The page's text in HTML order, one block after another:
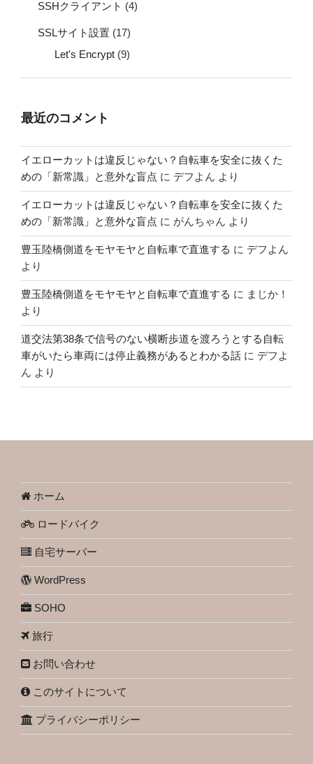
SSHクライアント (4)
SSLサイト設置 (17)
Let's Encrypt (9)
最近のコメント
イエローカットは違反じゃない？自転車を安全に抜くた
めの「新常識」と意外な盲点 に デフよん より
イエローカットは違反じゃない？自転車を安全に抜くた
めの「新常識」と意外な盲点 に がんちゃん より
豊玉陸橋側道をモヤモヤと自転車で直進する に デフよん
より
豊玉陸橋側道をモヤモヤと自転車で直進する に まじか！
より
道交法第38条で信号のない横断歩道を渡ろうとする自転
車がいたら車両には停止義務があるとわかる話 に デフよ
ん より
ホーム
ロードバイク
自宅サーバー
WordPress
SOHO
旅行
お問い合わせ
このサイトについて
プライバシーポリシー